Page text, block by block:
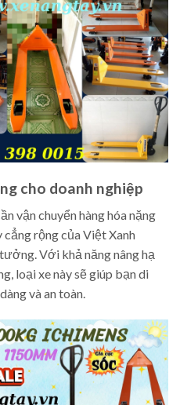
cho doanh nghiệp
vận chuyển hàng hóa nặng
cẳng rộng của Việt Xanh
Với khả năng nâng hạ
loại xe này sẽ giúp bạn di
và an toàn.